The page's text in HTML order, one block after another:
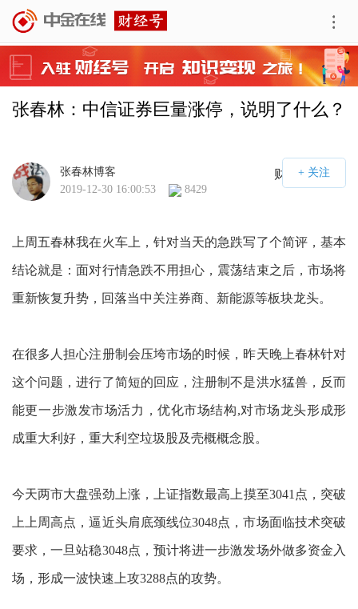
张春林：中信证券巨量涨停，说明了什么？
财经号APP
张春林博客
2019-12-30 16:00:53
8429
上周五春林我在火车上，针对当天的急跌写了个简评，基本
结论就是：面对行情急跌不用担心，震荡结束之后，市场将
重新恢复升势，回落当中关注券商、新能源等板块龙头。
在很多人担心注册制会压垮市场的时候，昨天晚上春林针对
这个问题，进行了简短的回应，注册制不是洪水猛兽，反而
能更一步激发市场活力，优化市场结构,对市场龙头形成形
成重大利好，重大利空垃圾股及壳概概念股。
今天两市大盘强劲上涨，上证指数最高上摸至3041点，突破
上上周高点，逼近头肩底颈线位3048点，市场面临技术突破
要求，一旦站稳3048点，预计将进一步激发场外做多资金入
场，形成一波快速上攻3288点的攻势。